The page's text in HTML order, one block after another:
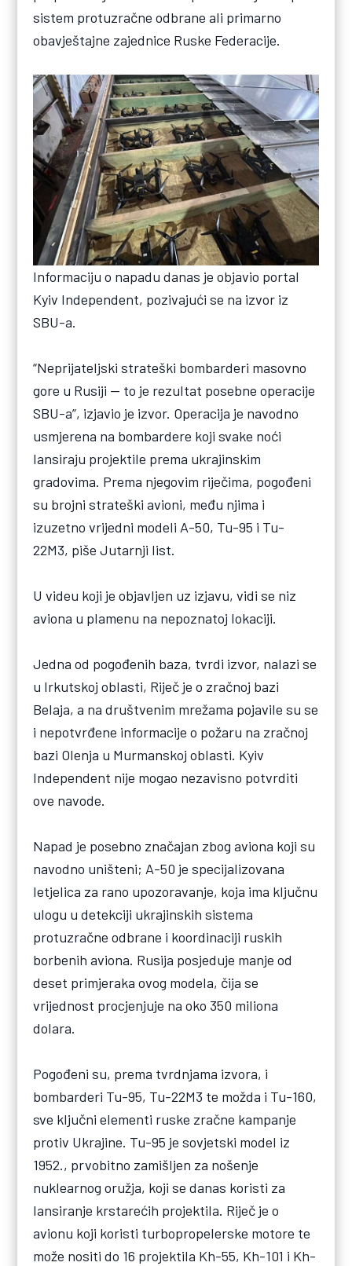
sistem protuzračne odbrane ali primarno
obavještajne zajednice Ruske Federacije.
Informaciju o napadu danas je objavio portal
Kyiv Independent, pozivajući se na izvor iz
SBU-a.
“Neprijateljski strateški bombarderi masovno
gore u Rusiji — to je rezultat posebne operacije
SBU-a”, izjavio je izvor. Operacija je navodno
usmjerena na bombardere koji svake noći
lansiraju projektile prema ukrajinskim
gradovima. Prema njegovim riječima, pogođeni
su brojni strateški avioni, među njima i
izuzetno vrijedni modeli A-50, Tu-95 i Tu-
22M3, piše Jutarnji list.
U videu koji je objavljen uz izjavu, vidi se niz
aviona u plamenu na nepoznatoj lokaciji.
Jedna od pogođenih baza, tvrdi izvor, nalazi se
u Irkutskoj oblasti, Riječ je o zračnoj bazi
Belaja, a na društvenim mrežama pojavile su se
i nepotvrđene informacije o požaru na zračnoj
bazi Olenja u Murmanskoj oblasti. Kyiv
Independent nije mogao nezavisno potvrditi
ove navode.
Napad je posebno značajan zbog aviona koji su
navodno uništeni; A-50 je specijalizovana
letjelica za rano upozoravanje, koja ima ključnu
ulogu u detekciji ukrajinskih sistema
protuzračne odbrane i koordinaciji ruskih
borbenih aviona. Rusija posjeduje manje od
deset primjeraka ovog modela, čija se
vrijednost procjenjuje na oko 350 miliona
dolara.
Pogođeni su, prema tvrdnjama izvora, i
bombarderi Tu-95, Tu-22M3 te možda i Tu-160,
sve ključni elementi ruske zračne kampanje
protiv Ukrajine. Tu-95 je sovjetski model iz
1952., prvobitno zamišljen za nošenje
nuklearnog oružja, koji se danas koristi za
lansiranje krstarećih projektila. Riječ je o
avionu koji koristi turbopropelerske motore te
može nositi do 16 projektila Kh-55, Kh-101 i Kh-